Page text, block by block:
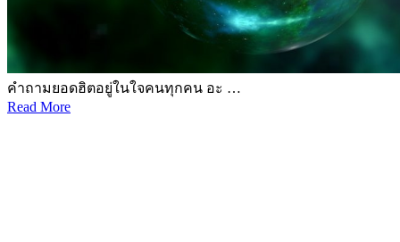
คำถามยอดฮิตอยู่ในใจคนทุกคน อะ …
Read More